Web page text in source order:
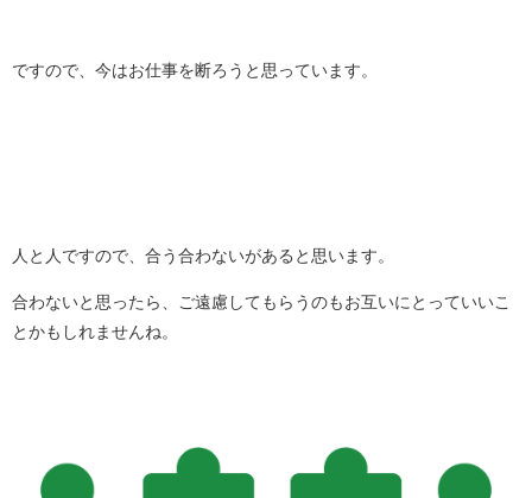
ですので、今はお仕事を断ろうと思っています。
人と人ですので、合う合わないがあると思います。
合わないと思ったら、ご遠慮してもらうのもお互いにとっていいこ
とかもしれませんね。